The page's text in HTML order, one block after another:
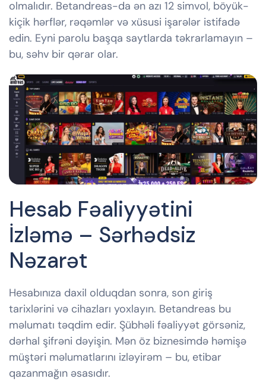
olmalıdır. Betandreas-da ən azı 12 simvol, böyük-
kiçik hərflər, rəqəmlər və xüsusi işarələr istifadə
edin. Eyni parolu başqa saytlarda təkrarlamayın –
bu, səhv bir qərar olar.
Hesab Fəaliyyətini
İzləmə – Sərhədsiz
Nəzarət
Hesabınıza daxil olduqdan sonra, son giriş
tarixlərini və cihazları yoxlayın. Betandreas bu
məlumatı təqdim edir. Şübhəli fəaliyyət görsəniz,
dərhal şifrəni dəyişin. Mən öz biznesimdə həmişə
müştəri məlumatlarını izləyirəm – bu, etibar
qazanmağın əsasıdır.